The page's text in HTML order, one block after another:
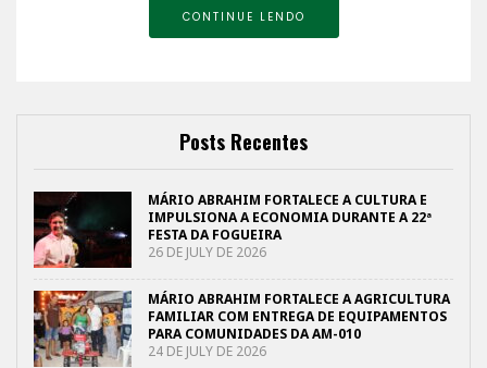
CONTINUE LENDO
Posts Recentes
MÁRIO ABRAHIM FORTALECE A CULTURA E
IMPULSIONA A ECONOMIA DURANTE A 22ª
FESTA DA FOGUEIRA
26 DE JULY DE 2026
MÁRIO ABRAHIM FORTALECE A AGRICULTURA
FAMILIAR COM ENTREGA DE EQUIPAMENTOS
PARA COMUNIDADES DA AM-010
24 DE JULY DE 2026